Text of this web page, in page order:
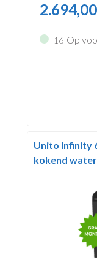
2.694,00
16 Op
Unito Infinity
kokend